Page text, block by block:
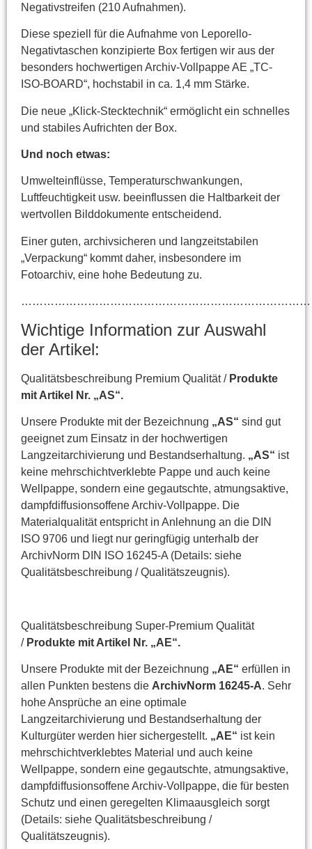
Negativstreifen (210 Aufnahmen).
Diese speziell für die Aufnahme von Leporello-
Negativtaschen konzipierte Box fertigen wir aus der
besonders hochwertigen Archiv-Vollpappe AE „TC-
ISO-BOARD“, hochstabil in ca. 1,4 mm Stärke.
Die neue „Klick-Stecktechnik“ ermöglicht ein schnelles
und stabiles Aufrichten der Box.
Und noch etwas:
Umwelteinflüsse, Temperaturschwankungen,
Luftfeuchtigkeit usw. beeinflussen die Haltbarkeit der
wertvollen Bilddokumente entscheidend.
Einer guten, archivsicheren und langzeitstabilen
„Verpackung“ kommt daher, insbesondere im
Fotoarchiv, eine hohe Bedeutung zu.
Wichtige Information zur Auswahl
der Artikel:
Qualitätsbeschreibung Premium Qualität / Produkte
mit Artikel Nr. „AS“.
Unsere Produkte mit der Bezeichnung „AS“ sind gut
geeignet zum Einsatz in der hochwertigen
Langzeitarchivierung und Bestandserhaltung. „AS“ ist
keine mehrschichtverklebte Pappe und auch keine
Wellpappe, sondern eine gegautschte, atmungsaktive,
dampfdiffusionsoffene Archiv-Vollpappe. Die
Materialqualität entspricht in Anlehnung an die DIN
ISO 9706 und liegt nur geringfügig unterhalb der
ArchivNorm DIN ISO 16245-A (Details: siehe
Qualitätsbeschreibung / Qualitätszeugnis).
Qualitätsbeschreibung Super-Premium Qualität
/ Produkte mit Artikel Nr. „AE“.
Unsere Produkte mit der Bezeichnung „AE“ erfüllen in
allen Punkten bestens die ArchivNorm 16245-A. Sehr
hohe Ansprüche an eine optimale
Langzeitarchivierung und Bestandserhaltung der
Kulturgüter werden hier sichergestellt. „AE“ ist kein
mehrschichtverklebtes Material und auch keine
Wellpappe, sondern eine gegautschte, atmungsaktive,
dampfdiffusionsoffene Archiv-Vollpappe, die für besten
Schutz und einen geregelten Klimaausgleich sorgt
(Details: siehe Qualitätsbeschreibung /
Qualitätszeugnis).